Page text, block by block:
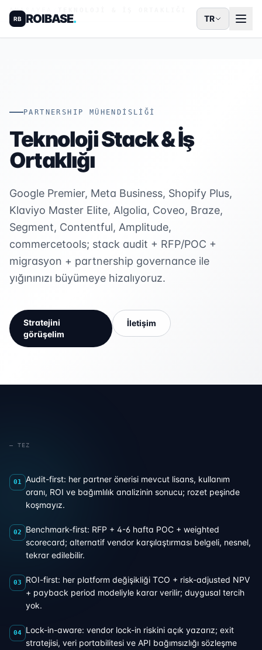
RB ROIBASE. TR
ANASAYFA
PARTNERSHIP MÜHENDİSLİĞİ
Teknoloji Stack & İş
Ortaklığı
Google Premier, Meta Business, Shopify Plus,
Klaviyo Master Elite, Algolia, Coveo, Braze,
Segment, Contentful, Amplitude,
commercetools; stack audit + RFP/POC +
migrasyon + partnership governance ile
yığınınızı büyümeye hizalıyoruz.
Stratejini
görüşelim
İletişim
— TEZ
01
Audit-first: her partner önerisi mevcut lisans, kullanım
oranı, ROI ve bağımlılık analizinin sonucu; rozet peşinde
koşmayız.
02
Benchmark-first: RFP + 4-6 hafta POC + weighted
scorecard; alternatif vendor karşılaştırması belgeli, nesnel,
tekrar edilebilir.
03
ROI-first: her platform değişikliği TCO + risk-adjusted NPV
+ payback period modeliyle karar verilir; duygusal tercih
yok.
04
Lock-in-aware: vendor lock-in riskini açık yazarız; exit
stratejisi, veri portabilitesi ve API bağımsızlığı sözleşme